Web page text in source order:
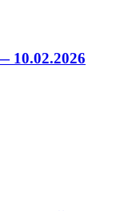
10.02.2026